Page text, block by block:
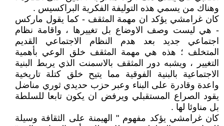
وهناك من يسمي هذه التوليفة الفكرية البراكسيس .
كان غرامشي يؤكد ان مهمة المثقف - كما يقول ماركس
- هي ليست وصف الاوضاع بل تغييرها ، واقامة نظام
اجتماعي جديد بعد هدم النظام الاجتماعي القديم
المتخلف ؛ هذه هي مهمة المثقف خلق الوعي بأهمية
التغيير ، ويشبه دور المثقف بالاسمنت الذي يربط البنية
الاجتماعية بالبنية الفوقية مما يتيح خلق كتلة تاريخية
واعدة وقادرة على البناء وعبر حزب حديدي ثوري مناضل
يقود الصراع المستقبلي ويرفض ان يكون تابعا للسلطة
بل مناوئا لها .
كان غرامشي يؤكد مفهوم " الهيمنة على الثقافة وسيلة